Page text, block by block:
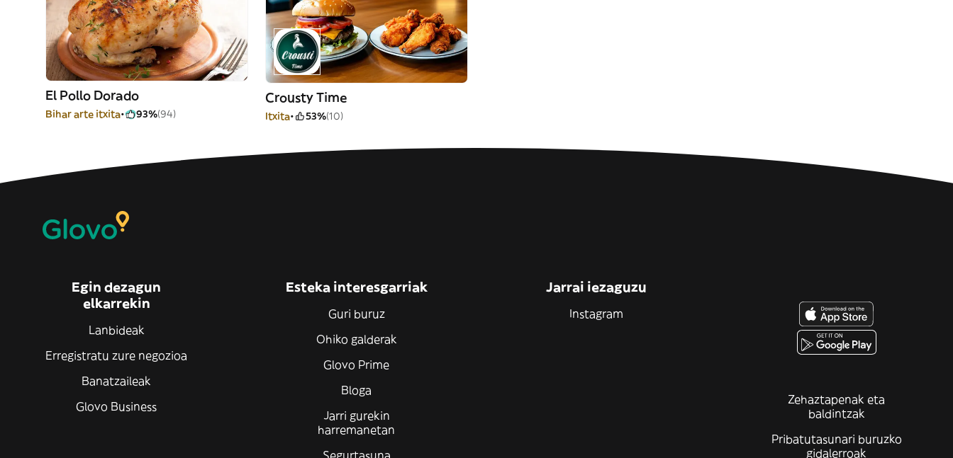
El Pollo Dorado
Bihar arte itxita 93%(94)
Crousty Time
Itxita 53%(10)
Egin dezagun
elkarrekin
Lanbideak
Erregistratu zure negozioa
Banatzaileak
Glovo Business
Esteka interesgarriak
Guri buruz
Ohiko galderak
Glovo Prime
Bloga
Jarri gurekin
harremanetan
Segurtasuna
Jarrai iezaguzu
Instagram
Zehaztapenak eta
baldintzak
Pribatutasunari buruzko
gidalerroak